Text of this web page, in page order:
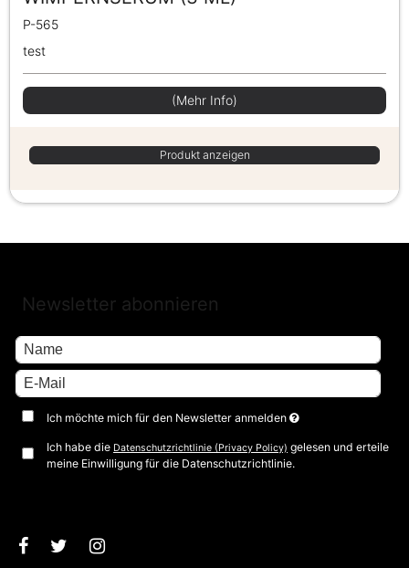
P-565
test
(Mehr Info)
Produkt anzeigen
Newsletter abonnieren
Ich möchte mich für den Newsletter anmelden
Ich habe die Datenschutzrichtlinie (Privacy Policy) gelesen und erteile
meine Einwilligung für die Datenschutzrichtlinie.